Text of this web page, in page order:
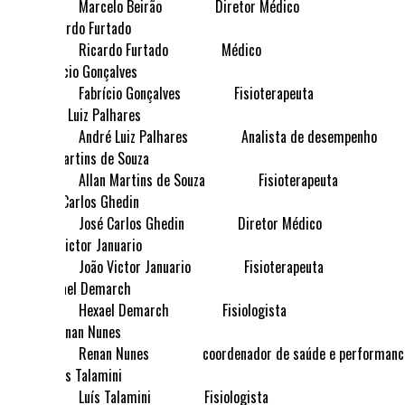
Marcelo Beirão
Diretor Médico
Ricardo Furtado
Médico
Fabrício Gonçalves
Fisioterapeuta
André Luiz Palhares
Analista de desempenho
Allan Martins de Souza
Fisioterapeuta
José Carlos Ghedin
Diretor Médico
João Victor Januario
Fisioterapeuta
Hexael Demarch
Fisiologista
Renan Nunes
coordenador de saúde e
Luís Talamini
Fisiologista